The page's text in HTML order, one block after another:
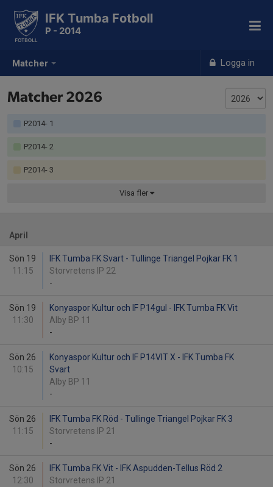
Matcher Logga in
IFK Tumba Fotboll
P - 2014
Matcher 2026
P2014- 1
P2014- 2
P2014- 3
Visa fler
April
Sön 19
11:15
IFK Tumba FK Svart - Tullinge Triangel Pojkar FK 1
Storvretens IP 22
-
Sön 19
11:30
Konyaspor Kultur och IF P14gul - IFK Tumba FK Vit
Alby BP 11
-
Sön 26
10:15
Konyaspor Kultur och IF P14VIT X - IFK Tumba FK
Svart
Alby BP 11
-
Sön 26
11:15
IFK Tumba FK Röd - Tullinge Triangel Pojkar FK 3
Storvretens IP 21
-
Sön 26
12:30
IFK Tumba FK Vit - IFK Aspudden-Tellus Röd 2
Storvretens IP 21